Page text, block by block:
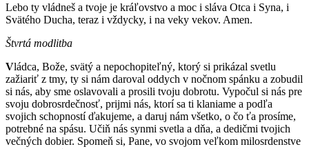
Lebo ty vládneš a tvoje je kráľovstvo a moc i sláva Otca i Syna, i
Svätého Ducha, teraz i vždycky, i na veky vekov. Amen.
Štvrtá modlitba
Vládca, Bože, svätý a nepochopiteľný, ktorý si prikázal svetlu
zažiariť z tmy, ty si nám daroval oddych v nočnom spánku a zobudil
si nás, aby sme oslavovali a prosili tvoju dobrotu. Vypočul si nás pre
svoju dobrosrdečnosť, prijmi nás, ktorí sa ti klaniame a podľa
svojich schopností ďakujeme, a daruj nám všetko, o čo ťa prosíme,
potrebné na spásu. Učiň nás synmi svetla a dňa, a dedičmi tvojich
večných dobier. Spomeň si, Pane, vo svojom veľkom milosrdenstve